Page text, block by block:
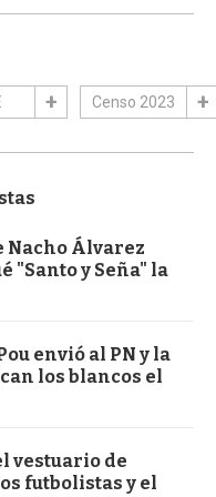
Censo 2023
Nacho Álvarez
"Santo y Seña" la
envió al PN y la
los blancos el
vestuario de
futbolistas y el